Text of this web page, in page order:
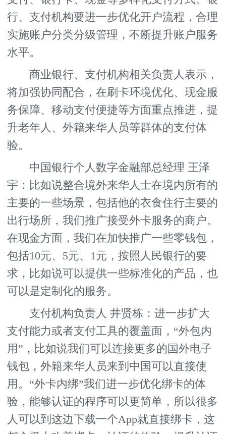
行、支付机构要进一步优化开户流程，合理
实施账户分类分级管理，不断提升账户服务
水平。
商业银行、支付机构相关负责人表示，
将加强协同配合，在刷卡环境优化、现金服
务保障、移动支付便捷等方面重点推进，提
升老年人、外籍来华人员等群体的支付体
验。
中国银行个人数字金融部总经理 王泽
宇：比如说整合境外来华人士在境内所有的
主要的一些场景，包括他的衣食住行主要的
出行场所，我们推广接受外卡服务的商户。
在现金方面，我们在加快推广一些零钱包，
包括10元、5元、1元，按照人民银行的要
求，比如说可以提供一些标准化的产品，也
可以是定制化的服务。
支付机构负责人 井贤栋：进一步扩大
支付能力或者支付工具的覆盖面，“外包内
用”，比如说我们可以连接更多的国外电子
钱包，外籍来华人员来到中国可以直接使
用。“外卡内绑”我们进一步优化绑卡的体
验，能够认证的程序可以更简单，所以很多
人可以到这边下载一个App就直接绑卡，这